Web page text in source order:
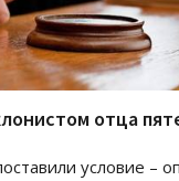
отца
условие –